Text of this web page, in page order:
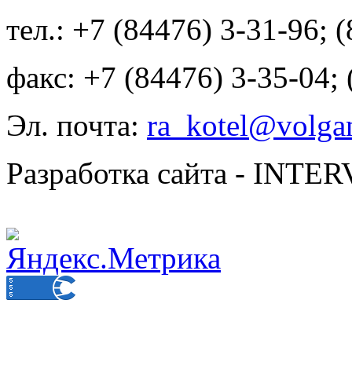
тел.: +7 (84476) 3-31-96;
факс: +7 (84476) 3-35-04;
Эл. почта:
Разработка сайта -